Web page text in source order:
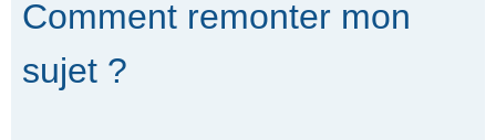
Comment remonter mon
sujet ?